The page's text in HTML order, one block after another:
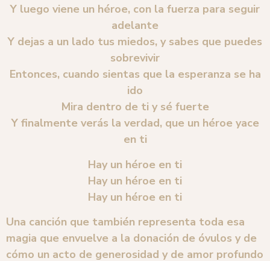
Y luego viene un héroe, con la fuerza para seguir
adelante
Y dejas a un lado tus miedos, y sabes que puedes
sobrevivir
Entonces, cuando sientas que la esperanza se ha
ido
Mira dentro de ti y sé fuerte
Y finalmente verás la verdad, que un héroe yace
en ti
Hay un héroe en ti
Hay un héroe en ti
Hay un héroe en ti
Una canción que también representa toda esa
magia que envuelve a la donación de óvulos y de
cómo un acto de generosidad y de amor profundo